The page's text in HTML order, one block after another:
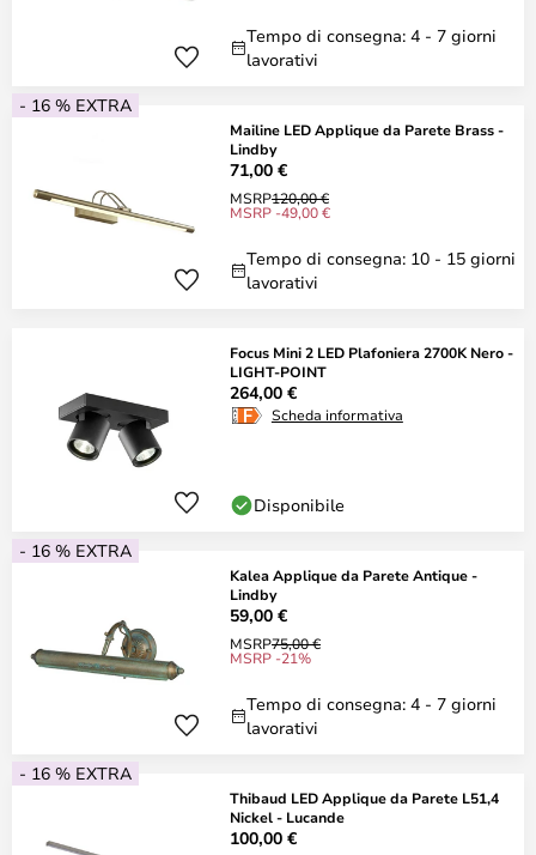
Tempo di consegna: 4 - 7 giorni
lavorativi
- 16 % EXTRA
Mailine LED Applique da Parete Brass -
Lindby
71,00 €
MSRP120,00 €
MSRP -49,00 €
Tempo di consegna: 10 - 15 giorni
lavorativi
Focus Mini 2 LED Plafoniera 2700K Nero -
LIGHT-POINT
264,00 €
Scheda informativa
Disponibile
- 16 % EXTRA
Kalea Applique da Parete Antique -
Lindby
59,00 €
MSRP75,00 €
MSRP -21%
Tempo di consegna: 4 - 7 giorni
lavorativi
- 16 % EXTRA
Thibaud LED Applique da Parete L51,4
Nickel - Lucande
100,00 €